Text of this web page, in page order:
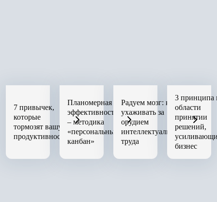
7 привычек,
которые
тормозят вашу
продуктивность
Планомерная
эффективность
– методика
«персональный
канбан»
Радуем мозг: как
ухаживать за
орудием
интеллектуального
труда
3 принципа
области
принятии
решений,
бизнес